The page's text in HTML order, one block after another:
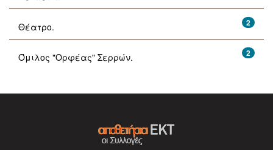
2
Θέατρο.
2
Όμιλος "Ορφέας" Σερρών.